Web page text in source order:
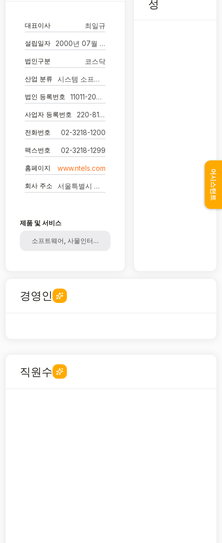
대표이사 최일규
설립일자 2000년 07월 19일
법인구분 코스닥
산업 분류 시스템 소프트웨어 개발 및 공급업
법인 등록번호 11011-2029456
사업자 등록번호 220-81-93121
전화번호 02-3218-1200
팩스번호 02-3218-1299
홈페이지 www.ntels.com
회사 주소 서울특별시 강남구 학동로 401 15층(청담동, 금하빌딩)
제품 및 서비스
소프트웨어, 사물인터넷, IOT, 클라우드, 빅데이터
성
경영인
직원수
어시스턴트